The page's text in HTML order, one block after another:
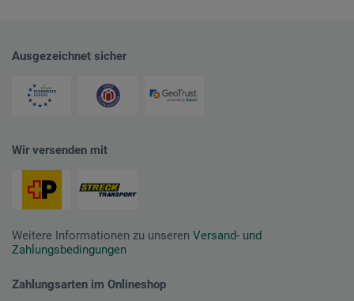
Ausgezeichnet sicher
Wir versenden mit
Weitere Informationen zu unseren Versand- und
Zahlungsbedingungen
Zahlungsarten im Onlineshop